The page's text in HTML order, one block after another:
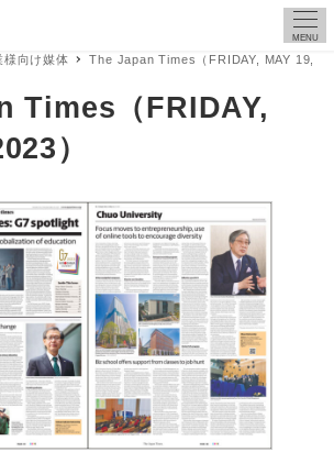
MENU
様向け媒体
The Japan Times（FRIDAY, MAY 19,
Times（FRIDAY,
）